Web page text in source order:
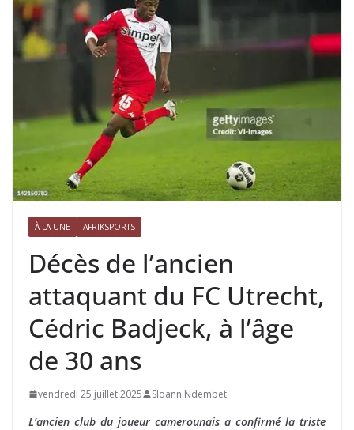
À LA UNE AFRIKSPORTS
Décès de l’ancien
attaquant du FC Utrecht,
Cédric Badjeck, à l’âge
de 30 ans
vendredi 25 juillet 2025 Sloann Ndembet
L’ancien club du joueur camerounais a confirmé la triste